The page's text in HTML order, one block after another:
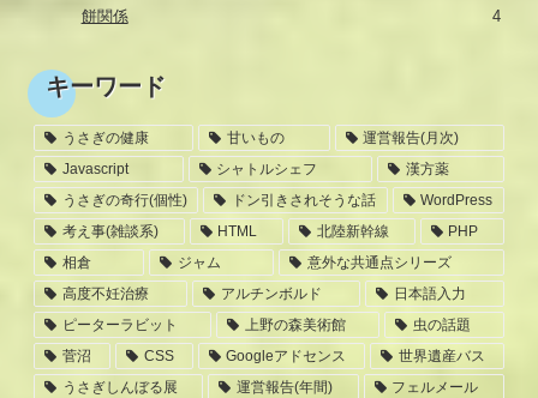
餅関係
4
キーワード
うさぎの健康 甘いもの
運営報告(月次)
Javascript
シャトルシェフ
漢方薬
うさぎの奇行(個性)
ドン引きされそうな話
WordPress
考え事(雑談系)
HTML 北陸新幹線
PHP
相倉
ジャム
意外な共通点シリーズ
高度不妊治療
アルチンボルド
日本語入力
ピーターラビット
上野の森美術館
虫の話題
菅沼
CSS Googleアドセンス
世界遺産バス
うさぎしんぼる展
運営報告(年間)
フェルメール